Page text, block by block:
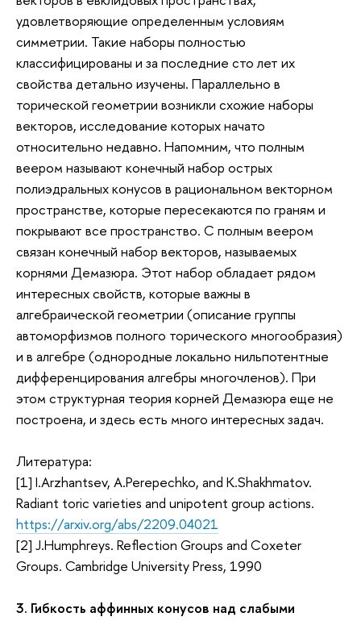
удовлетворяющие определенным условиям
симметрии. Такие наборы полностью
классифицированы и за последние сто лет их
свойства детально изучены. Параллельно в
торической геометрии возникли схожие наборы
векторов, исследование которых начато
относительно недавно. Напомним, что полным
веером называют конечный набор острых
полиэдральных конусов в рациональном векторном
пространстве, которые пересекаются по граням и
покрывают все пространство. С полным веером
связан конечный набор векторов, называемых
корнями Демазюра. Этот набор обладает рядом
интересных свойств, которые важны в
алгебраической геометрии (описание группы
автоморфизмов полного торического многообразия)
и в алгебре (однородные локально нильпотентные
дифференцирования алгебры многочленов). При
этом структурная теория корней Демазюра еще не
построена, и здесь есть много интересных задач.
Литература:
[1] I.Arzhantsev, A.Perepechko, and K.Shakhmatov.
Radiant toric varieties and unipotent group actions.
https://arxiv.org/abs/2209.04021
[2] J.Humphreys. Reflection Groups and Coxeter
Groups. Cambridge University Press, 1990
3. Гибкость аффинных конусов над слабыми